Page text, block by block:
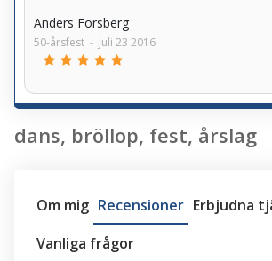
Anders Forsberg
50-årsfest - Juli 23 2016
dans, bröllop, fest, årslag
Om mig Recensioner Erbjudna
Vanliga frågor